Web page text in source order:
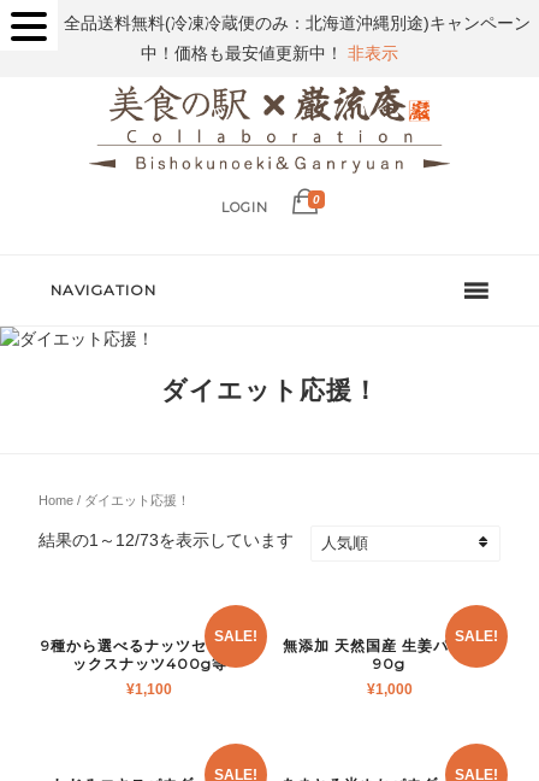
LOGIN 0
NAVIGATION
ダイエット応援！
Home / ダイエット応援！
結果の1～12/73を表示しています
SALE!
9種から選べるナッツセット ミ
ックスナッツ400g等
¥1,100
SALE!
無添加 天然国産 生姜パウダー
90g
¥1,000
SALE! SALE!
全品送料無料(冷凍冷蔵便のみ：北海道沖縄別途)キャンペーン
中！価格も最安値更新中！ 非表示